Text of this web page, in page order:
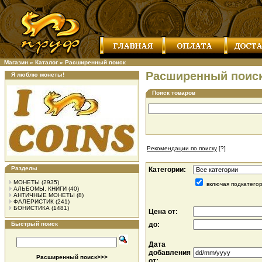
Магазин » Каталог » Расширенный поиск
Я люблю монеты!
Разделы
МОНЕТЫ (2935)
АЛЬБОМЫ, КНИГИ (40)
АНТИЧНЫЕ МОНЕТЫ (8)
ФАЛЕРИСТИК (241)
БОНИСТИКА (1481)
Быстрый поиск
Расширенный поиск>>>
Расширенный
Поиск товаров
Рекомендации по поиску [?]
Категории:
включая
Цена от:
до:
Дата
добавления